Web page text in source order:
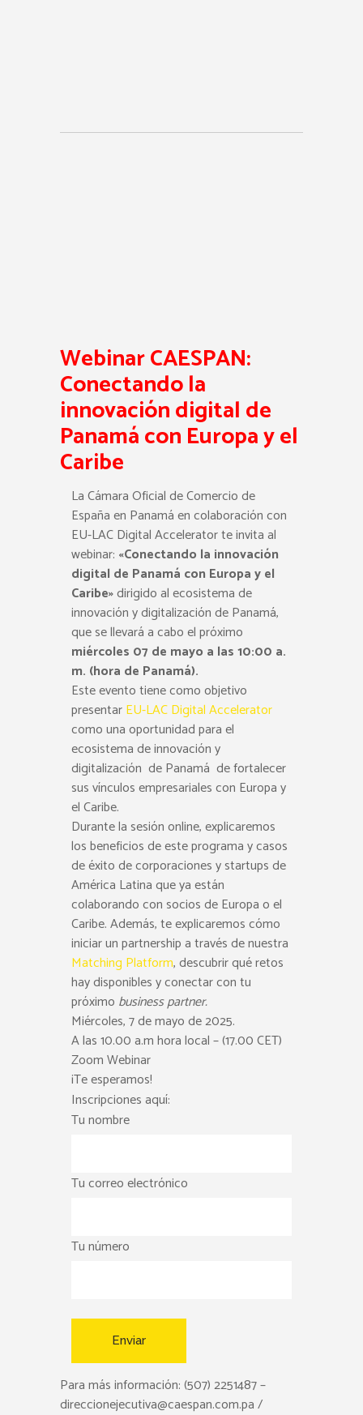
Webinar CAESPAN:
Conectando la
innovación digital de
Panamá con Europa y el
Caribe
La Cámara Oficial de Comercio de
España en Panamáen colaboración con
EU-LAC Digital Acceleratorte invita al
webinar: «Conectando la innovación
digital de Panamá con Europa y el
Caribe»dirigido al ecosistema de
innovación y digitalización de Panamá,
que se llevará a cabo el próximo
miércoles 07 de mayo a las 10:00 a.
m. (hora de Panamá).
Este evento tiene como objetivo
presentarEU-LAC Digital Accelerator
como una oportunidad para el
ecosistema de innovación y
digitalización de Panamá de fortalecer
sus vínculos empresariales con Europa y
el Caribe.
Durante la sesión online, explicaremos
los beneficios de este programa y casos
de éxito de corporaciones y startups de
América Latina que ya están
colaborando con socios de Europa o el
Caribe. Además, te explicaremos cómo
iniciar un partnership a través de nuestra
Matching Platform, descubrir qué retos
hay disponibles y conectar con tu
próximo business partner.
Miércoles, 7de mayo de 2025.
A las 10.00 a.m hora local – (17.00 CET)
Zoom Webinar
¡Te esperamos!
Inscripciones aquí:
Tu nombre
Tu correo electrónico
Tu número
Para más información: (507) 2251487 –
direccionejecutiva@caespan.com.pa /